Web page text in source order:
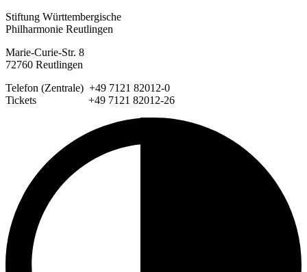
Stiftung Württembergische
Philharmonie Reutlingen
Marie-Curie-Str. 8
72760 Reutlingen
Telefon (Zentrale) +49 7121 82012-0
Tickets +49 7121 82012-26